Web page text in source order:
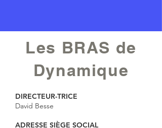
Les BRAS de
Dynamique
DIRECTEUR-TRICE
David Besse
ADRESSE SIÈGE SOCIAL